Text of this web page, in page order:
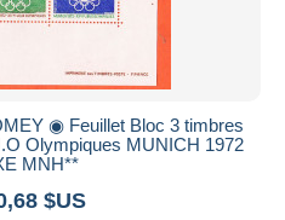
◉ Feuillet Bloc 3 timbres
Olympiques MUNICH 1972
MNH**
$US